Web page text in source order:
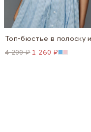
4 200 ₽ 1 260 ₽